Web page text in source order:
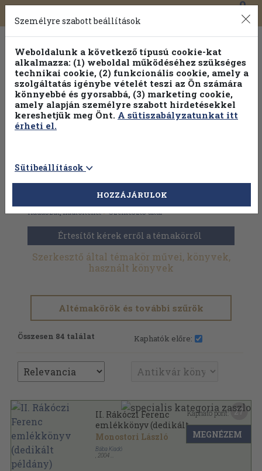
Toggle
navigation
0
Hadászat, hadtörténet>Szerkesztő által
Értesítőt kérek erről a témakörről
Szerkesztő által témakör művei, könyvek,
használt könyvek
Altémakörök és további szűrök
Összesen 84 találat Kaphatók előre:
II. Rákóczi Ferenc
emlékkönyv (dedikált
példány)
Monostori László
Bába Kiadó
2004
Kapható pont: 27
MEGNÉZEM
Személyre szabott beállítások
Weboldalunk a következő típusú cookie-kat
alkalmazza: (1) weboldal működéséhez szükséges
technikai cookie, (2) funkcionális cookie, amely a
szolgáltatás igénybe vételét teszi az Ön számára
könnyebbé és gyorsabbá, (3) marketing cookie,
amely alapján személyre szabott hirdetésekkel
kereshetjük meg Önt. A sütiszabályzatunkat itt
érheti el.
Sütibeállítások
HOZZÁJÁRULOK